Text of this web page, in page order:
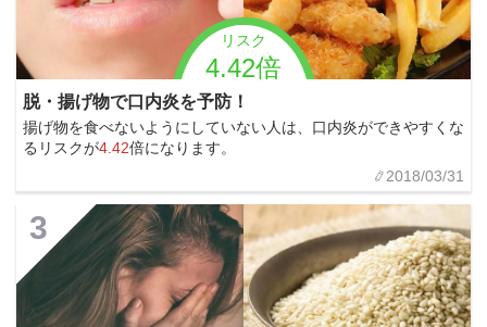
リスク
4.42倍
脱・揚げ物で口内炎を予防！
揚げ物を食べないようにしていない人は、口内炎ができやすくな
るリスクが4.42倍になります。
2018/03/31
3